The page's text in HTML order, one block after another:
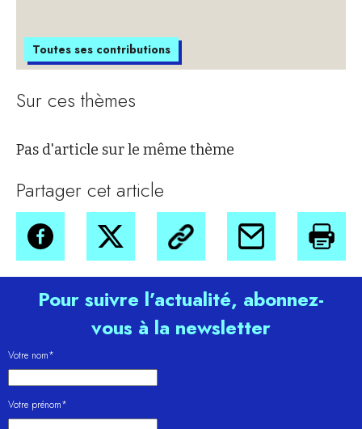
Toutes ses contributions
Sur ces thèmes
Pas d'article sur le même thème
Partager cet article
Pour suivre l’actualité, abonnez-
vous à la newsletter
Votre nom*
Votre prénom*